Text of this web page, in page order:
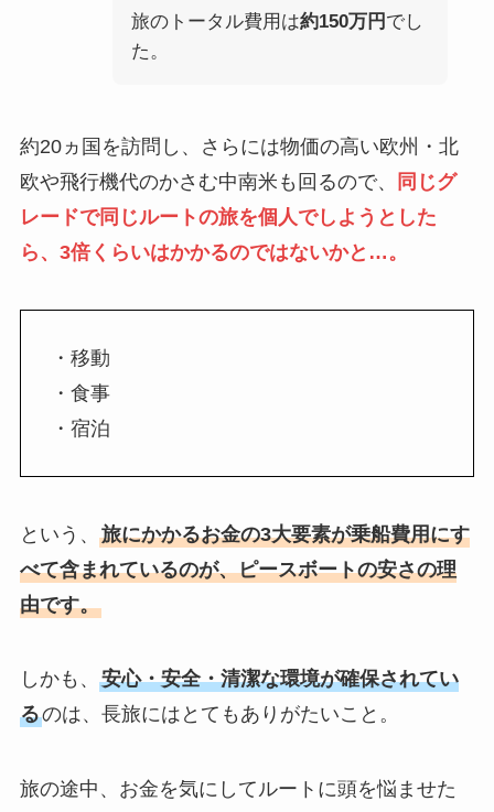
旅のトータル費用は約150万円 でし
た。
約20ヵ国を訪問し、さらには物価の高い欧州・北
欧や飛行機代のかさむ中南米も回るので、
同じグ
レードで同じルートの旅を個人でしようとした
ら、3倍くらいはかかるのではないかと…。
・移動
・食事
・宿泊
という、 旅にかかるお金の3大要素が乗船費用にす
べて含まれているのが、ピースボートの安さの理
由です。
しかも、 安心・安全・清潔な環境が確保されてい
るのは、長旅にはとてもありがたいこと。
旅の途中、お金を気にしてルートに頭を悩ませた